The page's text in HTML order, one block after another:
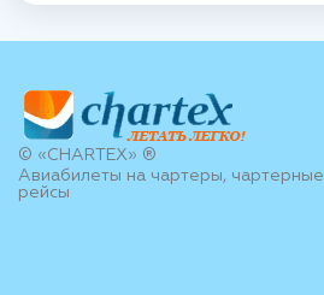
© «CHARTEX» ®
Авиабилеты на чартеры, чартерные
рейсы